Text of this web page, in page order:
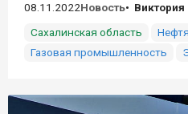
08.11.2022Новость
Сахалинская область
Газовая промышленность